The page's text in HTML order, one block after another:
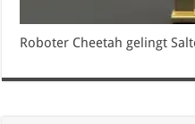
Roboter Cheetah gelingt